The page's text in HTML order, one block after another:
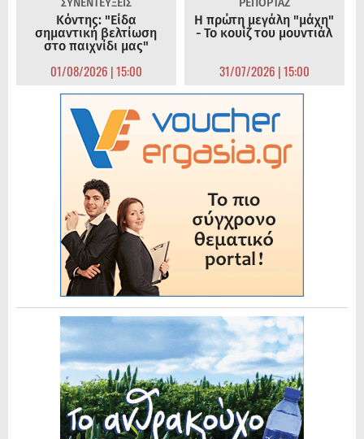
ΣΥΝΕΝΤΕΥΞΕΙΣ
Κόντης: "Είδα
σημαντική βελτίωση
στο παιχνίδι μας"
01/08/2026 | 15:00
ΡΕΠΟΡΤΑΖ
Η πρώτη μεγάλη "μάχη"
- Το κουίζ του μουντιάλ
31/07/2026 | 15:00